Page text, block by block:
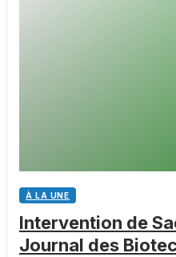
À LA UNE
Intervention de
Journal des